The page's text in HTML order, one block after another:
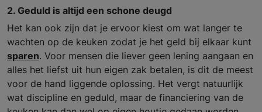
2. Geduld is altijd een schone deugd
Het kan ook zijn dat je ervoor kiest om wat langer te
wachten op de keuken zodat je het geld bij elkaar kunt
sparen. Voor mensen die liever geen lening aangaan en
alles het liefst uit hun eigen zak betalen, is dit de meest
voor de hand liggende oplossing. Het vergt natuurlijk
wat discipline en geduld, maar de financiering van de